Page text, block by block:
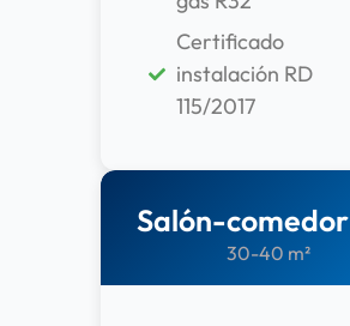
Certificado
instalación RD
115/2017
Salón-comedor
30-40 m²